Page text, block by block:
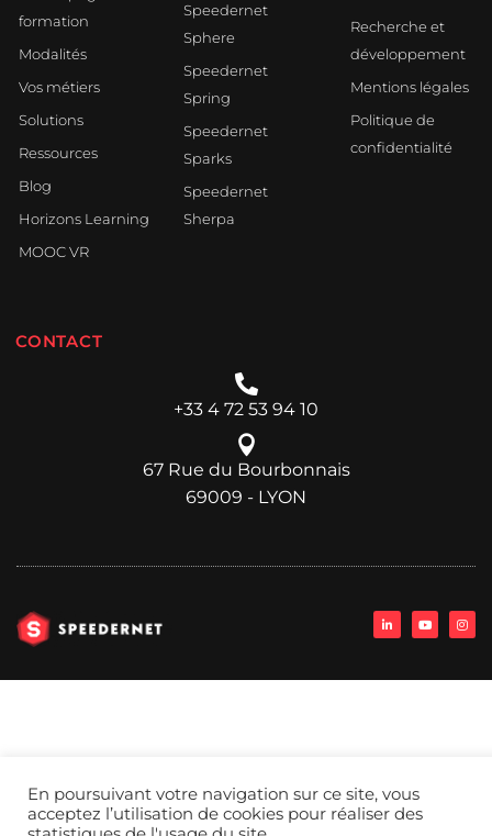
formation
Modalités
Vos métiers
Solutions
Ressources
Blog
Horizons Learning
MOOC VR
Speedernet
Sphere
Speedernet
Spring
Speedernet
Sparks
Speedernet
Sherpa
Recherche et
développement
Mentions légales
Politique de
confidentialité
CONTACT
+33 4 72 53 94 10
67 Rue du Bourbonnais
69009 - LYON
En poursuivant votre navigation sur ce site, vous
acceptez l’utilisation de cookies pour réaliser des